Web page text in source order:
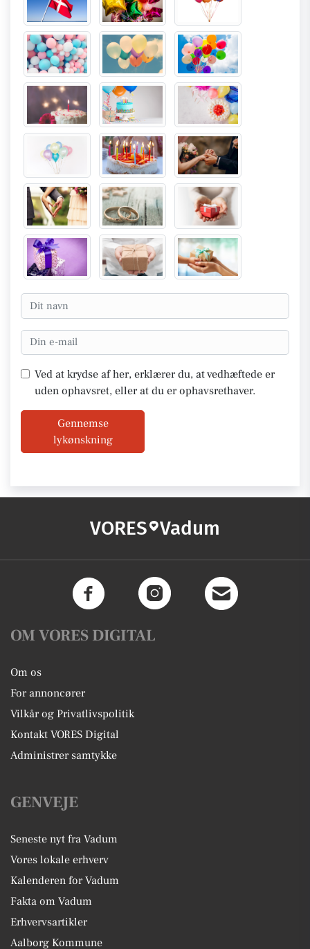
Ved at krydse af her, erklærer du, at vedhæftede er
uden ophavsret, eller at du er ophavsrethaver.
Gennemse
lykønskning
VORES Vadum
OM VORES DIGITAL
Om os
For annoncører
Vilkår og Privatlivspolitik
Kontakt VORES Digital
Administrer samtykke
GENVEJE
Seneste nyt fra Vadum
Vores lokale erhverv
Kalenderen for Vadum
Fakta om Vadum
Erhvervsartikler
Aalborg Kommune